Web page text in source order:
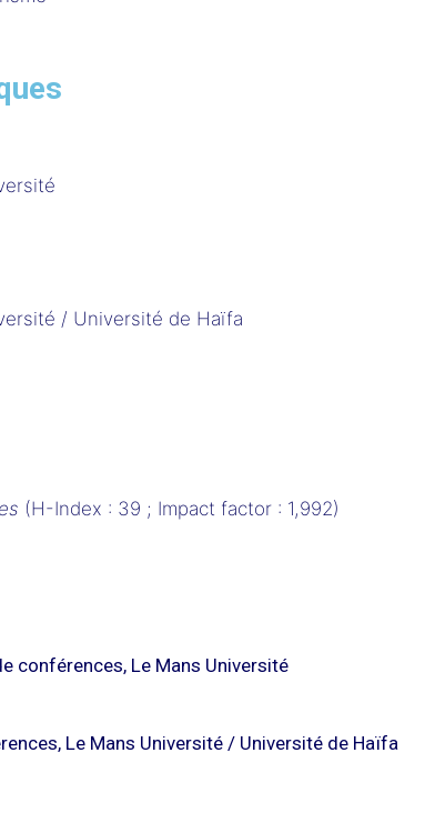
/ Université de Haïfa
(H-Index : 39 ; Impact factor : 1,992)
conférences, Le Mans Université
Le Mans Université / Université de Haïfa